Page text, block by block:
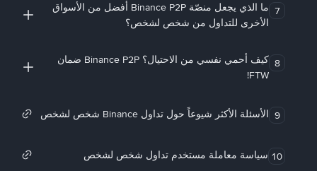
7
ما الذي يجعل منصّة Binance P2P أفضل من الأسواق
الأخرى للتداول من شخص لشخص؟
8
كيف أحمي نفسي من الاحتيال؟ Binance P2P ضمان
FTW!
9 الأسئلة الأكثر شيوعاً حول تداول Binance شخص لشخص
10 سياسة معاملة مستخدم تداول شخص لشخص